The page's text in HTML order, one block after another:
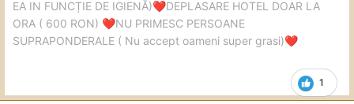
1
EA IN FUNCȚIE DE IGIENĂ)❤️DEPLASARE HOTEL DOAR LA
ORA ( 600 RON) ❤️NU PRIMESC PERSOANE
SUPRAPONDERALE ( Nu accept oameni super grasi)❤️